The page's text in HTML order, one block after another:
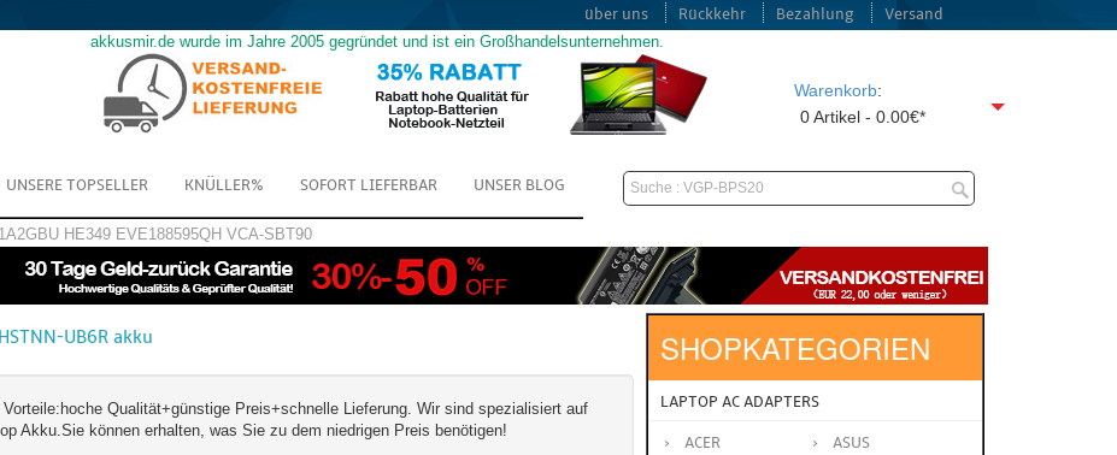
über uns Rückkehr Bezahlung Versand
akkusmir.de wurde im Jahre 2005 gegründet und ist ein Großhandelsunternehmen.
Warenkorb:
0 Artikel - 0.00€*
UNSERE TOPSELLER KNÜLLER% SOFORT LIEFERBAR UNSER BLOG
HE349 EVE188595QH VCA-SBT90
UB6R akku
Qualität+günstige Preis+schnelle Lieferung. Wir sind spezialisiert auf
Akku.Sie können erhalten, was Sie zu dem niedrigen Preis benötigen!
SHOPKATEGORIEN
LAPTOP AC ADAPTERS
ACER
ASUS